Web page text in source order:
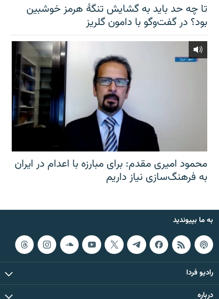
تا چه حد باید به گشایش تنگهٔ هرمز خوشبین
بود؟ در گفت‌وگو با دامون گلریز
محمود امیری مقدم: برای مبارزه با اعدام در ایران
به فرهنگ‌سازی نیاز داریم
به ما بپیوندید
رادیو فردا
درباره